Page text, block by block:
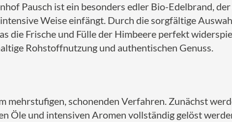
Pausch ist ein besonders edler Bio-Edelbrand,
Weise einfängt. Durch die sorgfältige
die Frische und Fülle der Himbeere perfekt
Rohstoffnutzung und authentischen Genuss.
mehrstufigen, schonenden Verfahren. Zunächst
Öle und intensiven Aromen vollständig gelöst